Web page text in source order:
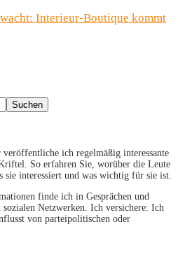
Interieur-Boutique kommt
Suchen
ich regelmäßig interessante
So erfahren Sie, worüber die Leute
sie interessiert und was wichtig für sie ist.
finde ich in Gesprächen und
Netzwerken. Ich versichere: Ich
von parteipolitischen oder